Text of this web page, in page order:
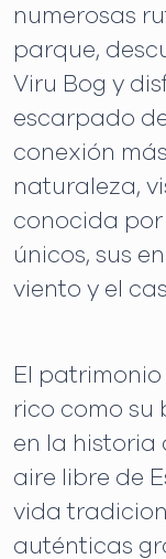
numerosas
parque,
Viru Bog y
escarpado
conexión
naturaleza,
conocida por
únicos, sus
viento y el
El
rico como su
en la historia
aire libre de
vida
auténticas